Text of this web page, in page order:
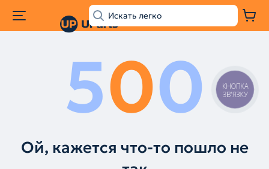
500
Ой, кажется что-то пошло не
КНОПКА
ЗВ'ЯЗКУ